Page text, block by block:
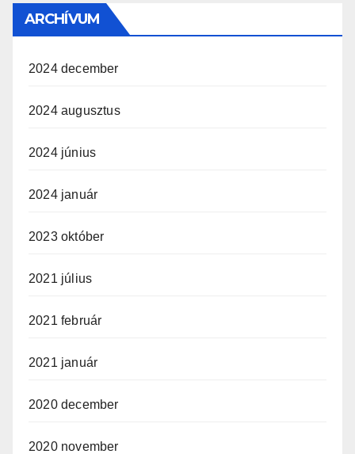
ARCHÍVUM
2024 december
2024 augusztus
2024 június
2024 január
2023 október
2021 július
2021 február
2021 január
2020 december
2020 november